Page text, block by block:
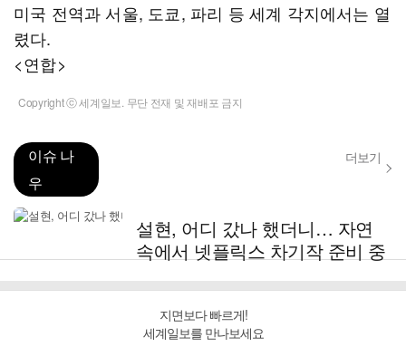
미국 전역과 서울, 도쿄, 파리 등 세계 각지에서는 열
렸다.
<연합>
Copyright ⓒ 세계일보. 무단 전재 및 재배포 금지
이슈 나
우
더보기
설현, 어디 갔나 했더니… 자연
속에서 넷플릭스 차기작 준비 중
지면보다 빠르게!
세계일보를 만나보세요